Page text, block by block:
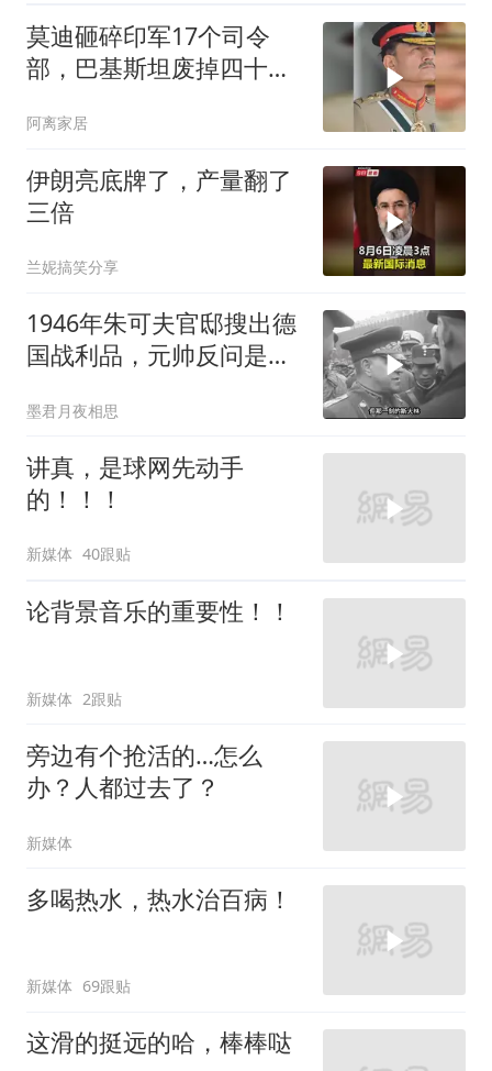
莫迪砸碎印军17个司令
部，巴基斯坦废掉四十年
变天
阿离家居
伊朗亮底牌了，产量翻了
三倍
兰妮搞笑分享
1946年朱可夫官邸搜出德
国战利品，元帅反问是否
墨君月夜相思
讲真，是球网先动手
的！！！
新媒体 40跟贴
论背景音乐的重要性！！
新媒体 2跟贴
旁边有个抢活的…怎么
办？人都过去了？
新媒体
多喝热水，热水治百病！
新媒体 69跟贴
这滑的挺远的哈，棒棒哒